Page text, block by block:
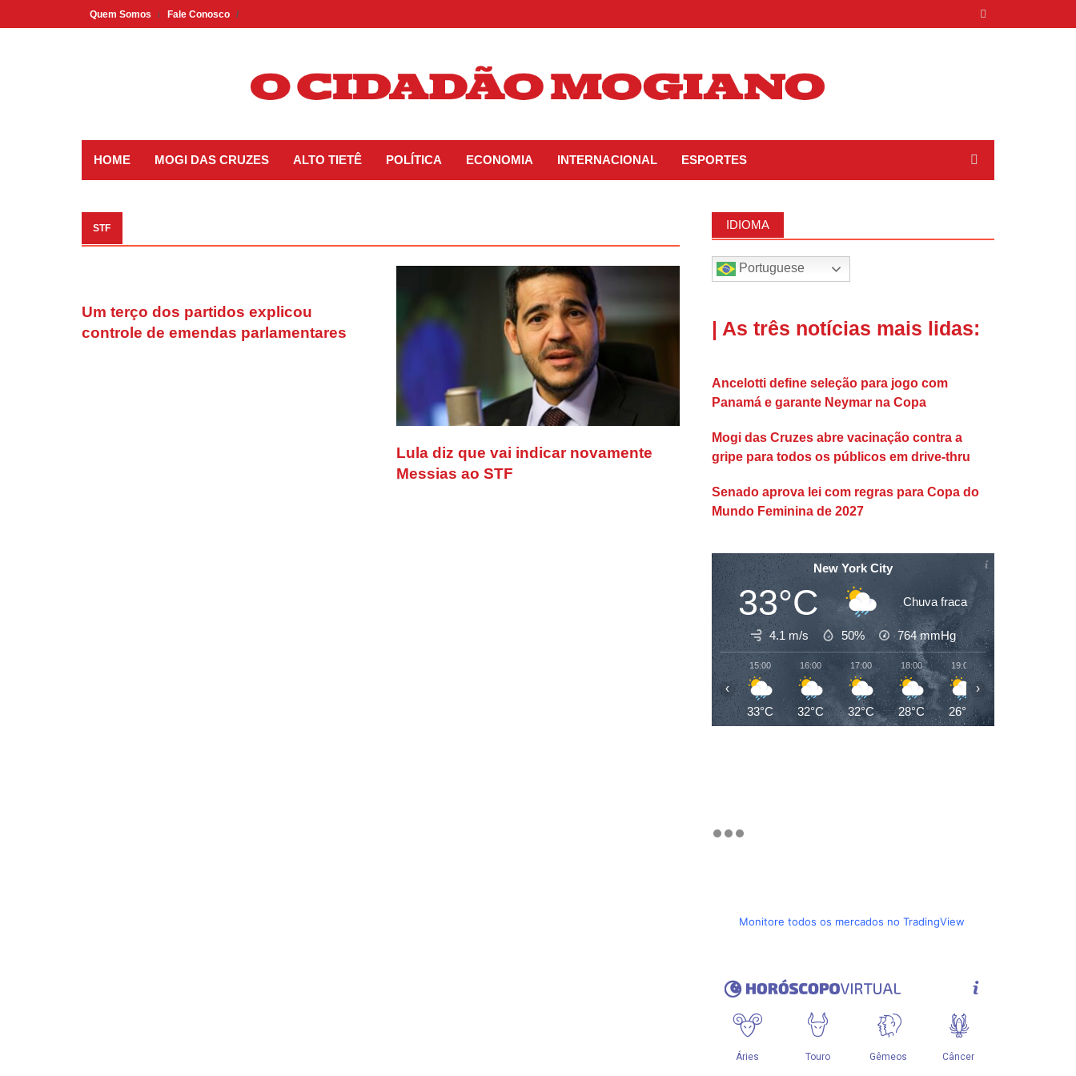
to
Quem Somos Fale Conosco
HOME MOGI DAS CRUZES ALTO TIETÊ POLÍTICA ECONOMIA INTERNACIONAL ESPORTES
STF
Um terço dos partidos explicou
controle de emendas parlamentares
Lula diz que vai indicar novamente
Messias ao STF
IDIOMA
Portuguese
| As três notícias mais lidas:
Ancelotti define seleção para jogo com
Panamá e garante Neymar na Copa
Mogi das Cruzes abre vacinação contra a
gripe para todos os públicos em drive-thru
Senado aprova lei com regras para Copa do
Mundo Feminina de 2027
New York City
33°C Chuva fraca
4.1 m/s 50% 764mmHg
15:00
33°C
16:00
32°C
17:00
32°C
18:00
28°C
19:00
26°C
‹ ›
Monitore todos os mercados no TradingView